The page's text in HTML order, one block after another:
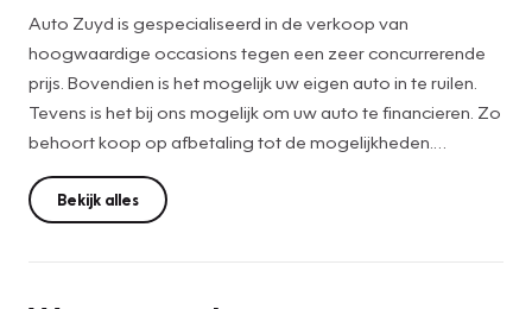
Auto Zuyd is gespecialiseerd in de verkoop van
hoogwaardige occasions tegen een zeer concurrerende
prijs. Bovendien is het mogelijk uw eigen auto in te ruilen.
Tevens is het bij ons mogelijk om uw auto te financieren. Zo
behoort koop op afbetaling tot de mogelijkheden.
De vermelde prijs is een netto internetprijs waar geen
verplichte afleverkosten bij komen. Vanaf 3.000 EUR is
iedere auto voorzien van minimaal 6 maanden APK,
Bekijk alles